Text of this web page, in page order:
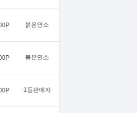
붉은연소
붉은연소
1등판매자